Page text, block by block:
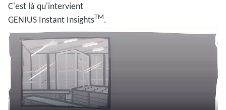
C'est là qu'intervient
GENIUS Instant InsightsTM.